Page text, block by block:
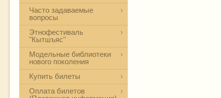
Часто задаваемые
вопросы
Этнофестиваль
"Кытшъяс"
Модельные библиотеки
нового поколения
Купить билеты
Оплата билетов